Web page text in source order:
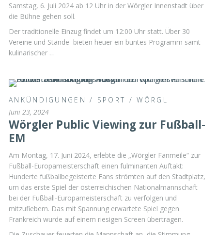
Samstag, 6. Juli 2024 ab 12 Uhr in der Wörgler Innenstadt über
die Bühne gehen soll.
Der traditionelle Einzug findet um 12:00 Uhr statt. Über 30
Vereine und Stände bieten heuer ein buntes Programm samt
kulinarischer …
ANKÜNDIGUNGEN / SPORT /WÖRGL
Juni 23, 2024
Wörgler Public Viewing zur Fußball-
EM
Am Montag, 17. Juni 2024, erlebte die „Wörgler Fanmeile“ zur
Fußball-Europameisterschaft einen fulminanten Auftakt:
Hunderte fußballbegeisterte Fans strömten auf den Stadtplatz,
um das erste Spiel der österreichischen Nationalmannschaft
bei der Fußball-Europameisterschaft zu verfolgen und
mitzufiebern. Das mit Spannung erwartete Spiel gegen
Frankreich wurde auf einem riesigen Screen übertragen.